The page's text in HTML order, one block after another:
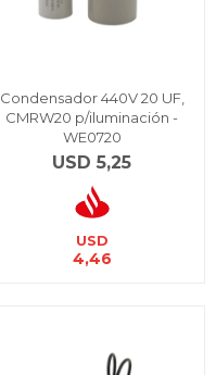
Condensador 440V 20 UF,
CMRW20 p/iluminación -
WE0720
USD 5,25
USD
4,46